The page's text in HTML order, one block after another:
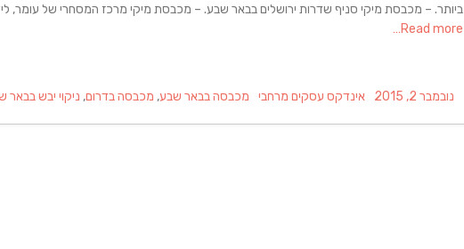
ביותר. – מכבסת מיקי סניף שדרות ירושלים בבאר שבע. – מכבסת מיקי מרכז המסחרי של עומר,
Read more…
Posted
נובמבר 2, 2015 Categories
אינדקס עסקים מרחבי Tags
מכבסה בבאר שבע, מכבסה בדרום, ניקוי יבש בבאר